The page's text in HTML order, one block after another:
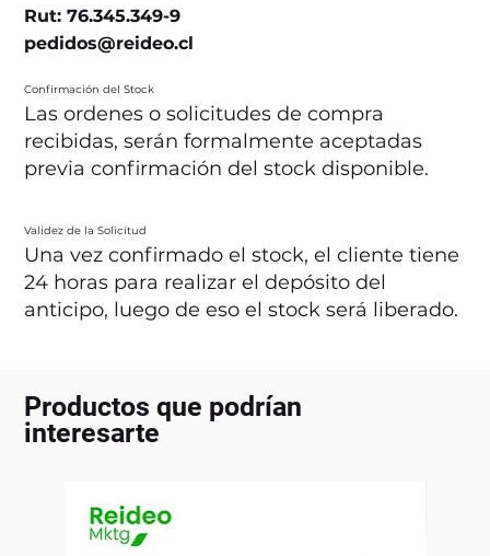
Rut: 76.345.349-9
pedidos@reideo.cl
Confirmación del Stock
Las ordenes o solicitudes de compra
recibidas, serán formalmente aceptadas
previa confirmación del stock disponible.
Validez de la Solicitud
Una vez confirmado el stock, el cliente tiene
24 horas para realizar el depósito del
anticipo, luego de eso el stock será liberado.
Productos que podrían
interesarte